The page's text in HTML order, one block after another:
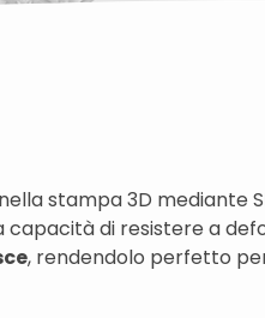
stampa 3D mediante
capacità di resistere a
, rendendolo perfetto